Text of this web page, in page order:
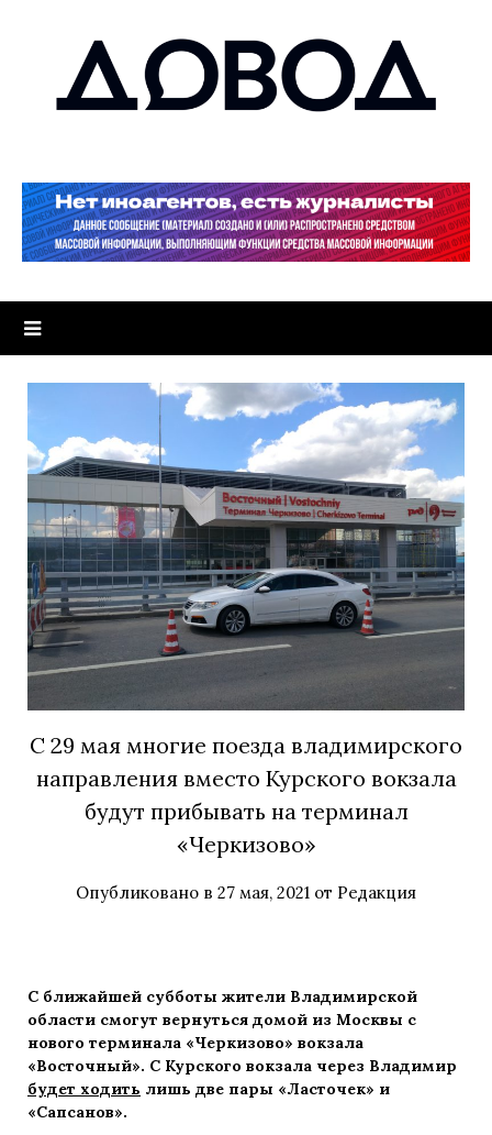
С 29 мая многие поезда владимирского
направления вместо Курского вокзала
будут прибывать на терминал
«Черкизово»
Опубликовано в 27 мая, 2021 от Редакция
С ближайшей субботы жители Владимирской
области смогут вернуться домой из Москвы с
нового терминала «Черкизово» вокзала
«Восточный». С Курского вокзала через Владимир
будет ходить лишь две пары «Ласточек» и
«Сапсанов».